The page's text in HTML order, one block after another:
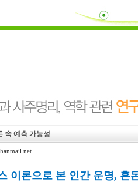
속 예측 가능성
이론으로 본 인간 운명, 혼